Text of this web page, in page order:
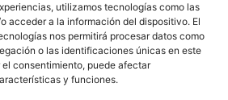
utilizamos tecnologías como las
acceder a la información del dispositivo. El
nos permitirá procesar datos como
o las identificaciones únicas en este
consentimiento, puede afectar
y funciones.